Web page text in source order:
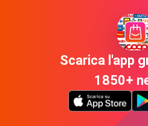
Scarica l'app
1850+